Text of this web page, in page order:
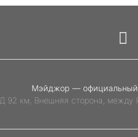
Мэйджор — официальный
92 км, Внешняя сторона, между